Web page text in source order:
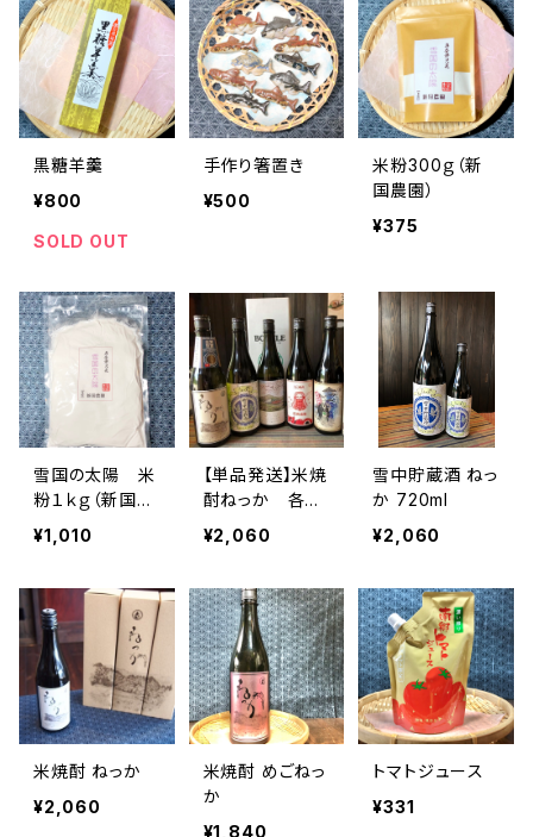
黒糖羊羹
¥800
SOLD OUT
手作り箸置き
¥500
米粉300ｇ（新
国農園）
¥375
雪国の太陽 米
粉１ｋｇ（新国農
園）
¥1,010
【単品発送】米焼
酎ねっか 各ラ
ベル（これはお
酒です。20歳未
法律により禁止
されています。）
¥2,060
雪中貯蔵酒 ねっ
か 720ml
¥2,060
米焼酎 ねっか
¥2,060
米焼酎 めごねっ
か
¥1,840
トマトジュース
¥331